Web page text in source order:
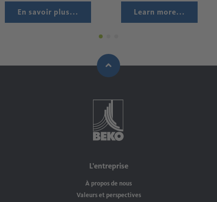
En savoir plus... Learn more...
L'entreprise
À propos de nous
Valeurs et perspectives